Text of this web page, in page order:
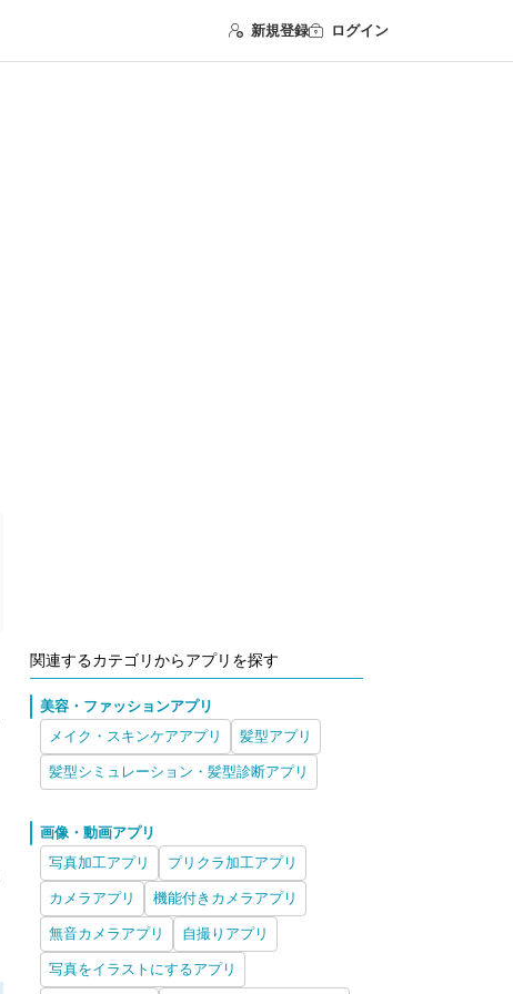
新規登録 ログイン
関連するカテゴリからアプリを探す
美容・ファッションアプリ
メイク・スキンケアアプリ
髪型アプリ
髪型シミュレーション・髪型診断アプリ
画像・動画アプリ
写真加工アプリ
プリクラ加工アプリ
カメラアプリ 機能付きカメラアプリ
無音カメラアプリ 自撮りアプリ
写真をイラストにするアプリ